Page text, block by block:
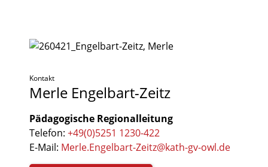
Kontakt
Merle Engelbart-Zeitz
Pädagogische Regionalleitung
Telefon:+49(0)5251 1230-422
E-Mail: Merle.Engelbart-Zeitz@kath-gv-owl.de